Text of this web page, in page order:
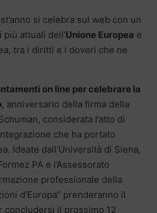
si celebra sul web con un
più attuali dell’Unione Europea e
tra i diritti e i doveri che ne
on line per celebrare la
, anniversario della firma della
considerata l’atto di
che ha portato
Ideate dall’Università di Siena,
PA e l’Assessorato
professionale della
d’Europa” prenderanno il
concludersi il prossimo 12